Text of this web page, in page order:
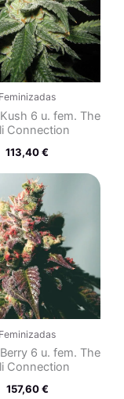
Feminizadas
6 u. fem. The
Connection
113,40€
Feminizadas
6 u. fem. The
Connection
157,60€